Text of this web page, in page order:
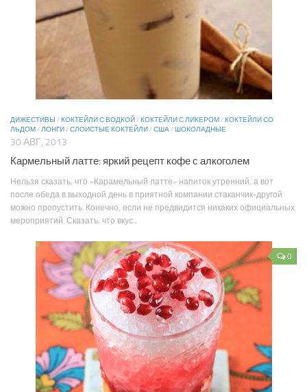
ДИЖЕСТИВЫ /КОКТЕЙЛИ С ВОДКОЙ/КОКТЕЙЛИ С ЛИКЕРОМ/КОКТЕЙЛИ СО
ЛЬДОМ/ЛОНГИ/СЛОИСТЫЕ КОКТЕЙЛИ/США/ШОКОЛАДНЫЕ
30 АВГ, 2013
Кармельный латте: яркий рецепт кофе с алкоголем
Нельзя сказать, что «Карамельный латте» напиток утренний, а вот
после обеда в выходной день в приятной компании стаканчик-другой
можно пропустить. Конечно, если не предвидится никаких официальных
мероприятий. Сказать, что вкус...
0